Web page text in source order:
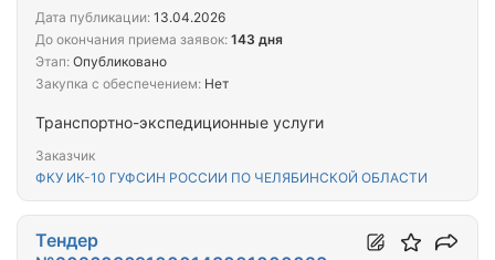
Транспортно-экспедиционные услуги
Заказчик
ФКУ ИК-10 ГУФСИН РОССИИ ПО ЧЕЛЯБИНСКОЙ ОБЛАСТИ
Дата публикации: 13.04.2026
До окончания приема заявок: 143 дня
Этап: Опубликовано
Закупка с обеспечением: Нет
Тендер